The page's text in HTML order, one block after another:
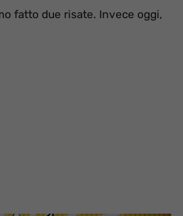
fatto due risate. Invece oggi,